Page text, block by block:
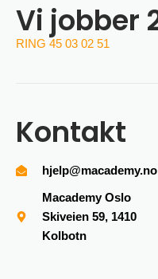
Vi jobber
RING 45 03 02 51
Kontakt
hjelp@macademy.no
Macademy Oslo
Skiveien 59, 1410
Kolbotn